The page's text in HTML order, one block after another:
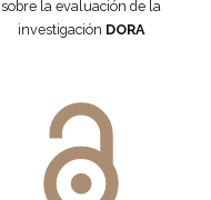
sobre la evaluación de la
investigación DORA